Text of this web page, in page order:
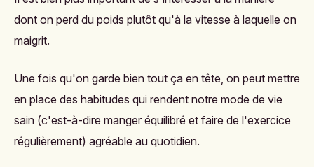
dont on perd du poids plutôt qu'à la vitesse à laquelle on
maigrit.
Une fois qu'on garde bien tout ça en tête, on peut mettre
en place des habitudes qui rendent notre mode de vie
sain (c'est-à-dire manger équilibré et faire de l'exercice
régulièrement) agréable au quotidien.